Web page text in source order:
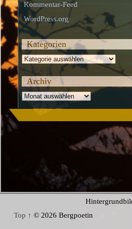
Kommentar-Feed
WordPress.org
Kategorien
Kategorien
Archiv
Archiv
Top ↑ © 2026 Bergpoetin